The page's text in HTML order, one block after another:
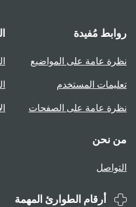
مُفيدة
عامة على المواضيع
المستخدم
عامة على الصفحات
نحن
أرقام الطوارئ المهمة